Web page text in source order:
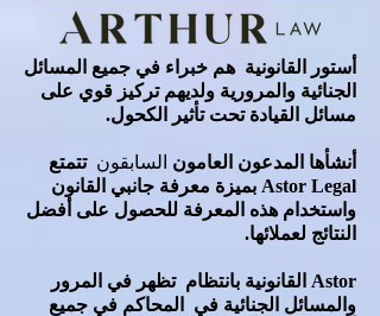
أستور القانونية هم خبراء في جميع المسائل
الجنائية والمرورية ولديهم تركيز قوي على
مسائل القيادة تحت تأثير الكحول.
أنشأها المدعون العامون السابقونتتمتع
Astor Legal بميزة معرفة جانبي القانون
واستخدام هذه المعرفة للحصول على أفضل
النتائج لعملائها.
Astor القانونية بانتظام تظهر في المرور
والمسائل الجنائية في
المحاكم في جميع